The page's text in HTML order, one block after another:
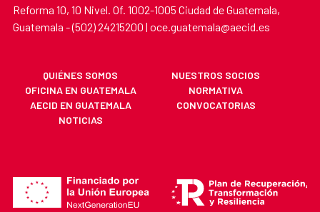
Reforma 10, 10 Nivel. Of. 1002-1005 Ciudad de Guatemala,
Guatemala - (502) 24215200 | oce.guatemala@aecid.es
QUIÉNES SOMOS
NUESTROS SOCIOS
OFICINA EN GUATEMALA
NORMATIVA
AECID EN GUATEMALA
CONVOCATORIAS
NOTICIAS